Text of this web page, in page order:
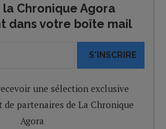
la Chronique Agora
dans votre boîte mail
S'INSCRIRE
une sélection exclusive
de partenaires de La Chronique
Agora